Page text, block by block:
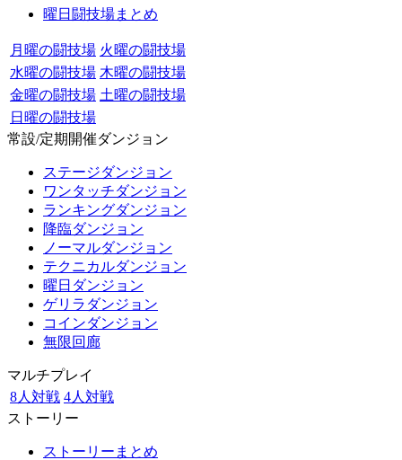
曜日闘技場まとめ
月曜の闘技場 火曜の闘技場
水曜の闘技場 木曜の闘技場
金曜の闘技場 土曜の闘技場
日曜の闘技場
常設/定期開催ダンジョン
ステージダンジョン
ワンタッチダンジョン
ランキングダンジョン
降臨ダンジョン
ノーマルダンジョン
テクニカルダンジョン
曜日ダンジョン
ゲリラダンジョン
コインダンジョン
無限回廊
マルチプレイ
8人対戦 4人対戦
ストーリー
ストーリーまとめ